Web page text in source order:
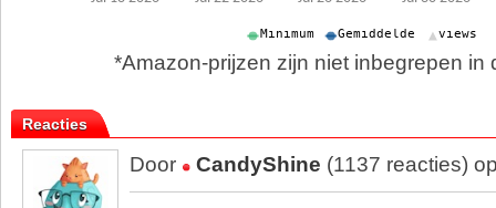
*Amazon-prijzen zijn niet inbegrepen in
Reacties
Door CandyShine (1137 reacties)